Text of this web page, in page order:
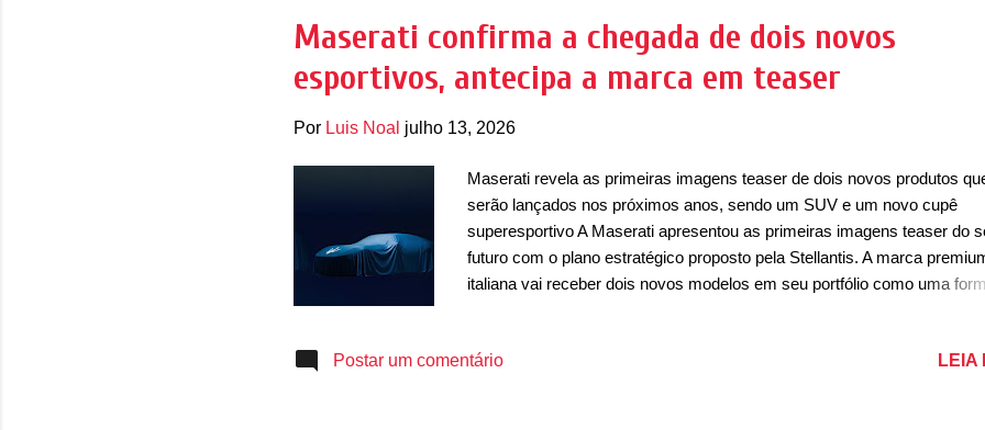
produção. A empresa também deseja tornar realidade e atender aos altos
padrões de qualidade do Nuvolari Concept em uma versão de prod...
Maserati confirma a chegada de dois novos
esportivos, antecipa a marca em teaser
Por Luis Noal julho 13, 2026
Maserati revela as primeiras imagens teaser de dois novos produtos
serão lançados nos próximos anos, sendo um SUV e um novo cupê
superesportivo A Maserati apresentou as primeiras imagens teaser do
futuro com o plano estratégico proposto pela Stellantis. A marca
italiana vai receber dois novos modelos em seu portfólio como uma
do tridente espera lançar mais dois novos modelos que são
Postar um comentário LEIA